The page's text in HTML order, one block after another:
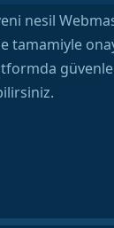
nesil
tamamiyle